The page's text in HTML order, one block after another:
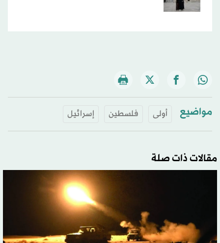
مواضيع أولى فلسطين إسرائيل
مقالات ذات صلة